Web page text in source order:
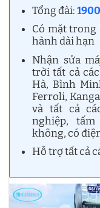
Tổng đài:
Có mặt trong
hành dài hạn
Nhận sửa
trời tất cả
Hà, Bình
Ferroli,
và tất cả
nghiệp,
không, có
Hỗ trợ tất cả